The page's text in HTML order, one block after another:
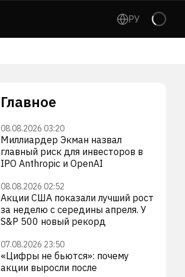
РУ
Главное
08.08.2026 03:20
Миллиардер Экман назвал
главный риск для инвесторов в
IPO Anthropic и OpenAI
08.08.2026 02:52
Акции США показали лучший рост
за неделю с середины апреля. У
S&P 500 новый рекорд
07.08.2026 23:50
«Цифры не бьются»: почему
акции выросли после